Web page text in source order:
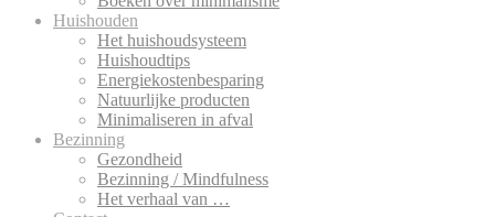
Huishouden
Het huishoudsysteem
Huishoudtips
Energiekostenbesparing
Natuurlijke producten
Minimaliseren in afval
Bezinning
Gezondheid
Bezinning / Mindfulness
Het verhaal van …